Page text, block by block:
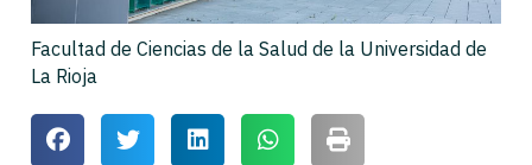
Facultad de Ciencias de la Salud de la Universidad de
La Rioja